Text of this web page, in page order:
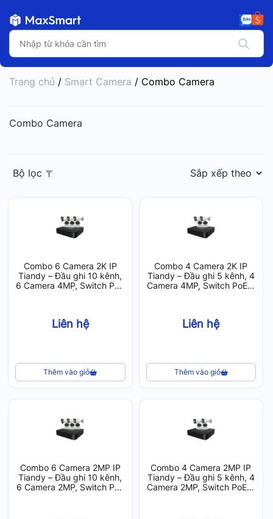
Trang chủ / Smart Camera / Combo Camera
Combo Camera
Bộ lọc
Combo 6 Camera 2K IP
Tiandy – Đầu ghi 10 kênh,
6 Camera 4MP, Switch PoE
Liên hệ
Thêm vào giỏ
Combo 4 Camera 2K IP
Tiandy – Đầu ghi 5 kênh, 4
Camera 4MP, Switch PoE 8
Liên hệ
Thêm vào giỏ
Combo 6 Camera 2MP IP
Tiandy – Đầu ghi 10 kênh,
6 Camera 2MP, Switch PoE
Combo 4 Camera 2MP IP
Tiandy – Đầu ghi 5 kênh, 4
Camera 2MP, Switch PoE 8